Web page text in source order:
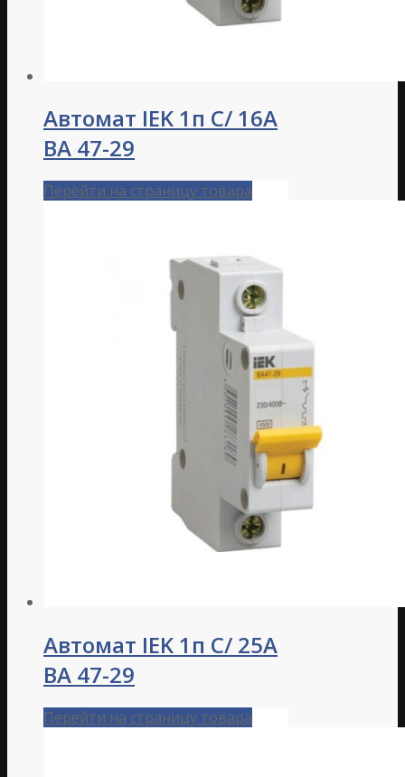
Автомат IEK 1п C/ 16А
ВА 47-29
Перейти на страницу товара
Автомат IEK 1п C/ 25А
ВА 47-29
Перейти на страницу товара